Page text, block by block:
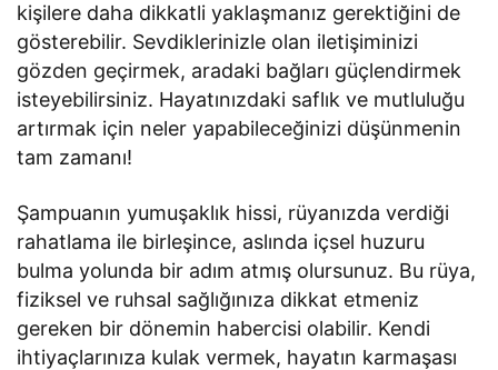
kişilere daha dikkatli yaklaşmanız gerektiğini de
gösterebilir. Sevdiklerinizle olan iletişiminizi
gözden geçirmek, aradaki bağları güçlendirmek
isteyebilirsiniz. Hayatınızdaki saflık ve mutluluğu
artırmak için neler yapabileceğinizi düşünmenin
tam zamanı!
Şampuanın yumuşaklık hissi, rüyanızda verdiği
rahatlama ile birleşince, aslında içsel huzuru
bulma yolunda bir adım atmış olursunuz. Bu rüya,
fiziksel ve ruhsal sağlığınıza dikkat etmeniz
gereken bir dönemin habercisi olabilir. Kendi
ihtiyaçlarınıza kulak vermek, hayatın karmaşası